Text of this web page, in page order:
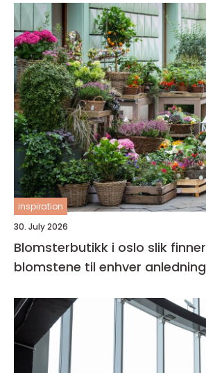
inspiration
30. July 2026
Blomsterbutikk i oslo slik finner du de beste
blomstene til enhver anledning